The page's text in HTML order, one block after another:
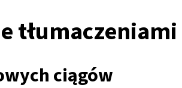
tłumaczeniami
ciągów